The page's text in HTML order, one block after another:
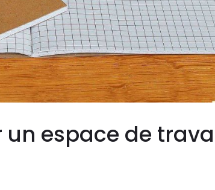
un espace de